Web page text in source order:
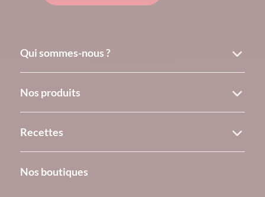
Qui sommes-nous ?
Nos produits
Recettes
Nos boutiques